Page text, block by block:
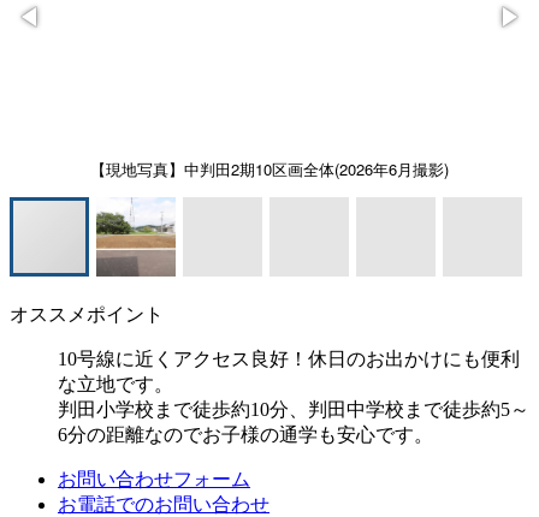
【現地写真】中判田2期10区画全体(2026年6月撮影)
オススメポイント
10号線に近くアクセス良好！休日のお出かけにも便利
な立地です。
判田小学校まで徒歩約10分、判田中学校まで徒歩約5～
6分の距離なのでお子様の通学も安心です。
お問い合わせフォーム
お電話でのお問い合わせ